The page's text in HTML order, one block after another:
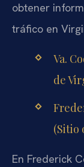
obtener
tráfico en
Va.
de
(Sitio
En Frederick